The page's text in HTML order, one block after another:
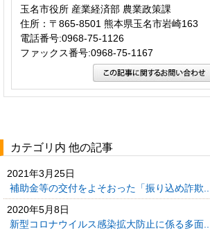
玉名市役所 産業経済部 農業政策課
住所：〒865-8501 熊本県玉名市岩崎163
電話番号:0968-75-1126
ファックス番号:0968-75-1167
カテゴリ内 他の記事
2021年3月25日
補助金等の交付をよそおった「振り込め詐欺...
2020年5月8日
新型コロナウイルス感染拡大防止に係る多面...